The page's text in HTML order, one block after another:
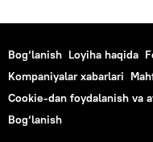
Bog‘lanish Loyiha haqida
Kompaniyalar xabarlari
Cookie-dan foydalanish va
Bog‘lanish